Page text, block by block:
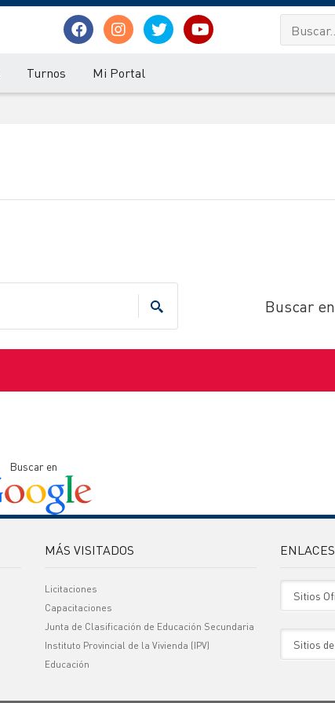
Turnos Mi Portal
Buscar en
Buscar en
MÁS VISITADOS
Licitaciones
Capacitaciones
Junta de Clasificación de Educación Secundaria
Instituto Provincial de la Vivienda (IPV)
Educación
ENLACES